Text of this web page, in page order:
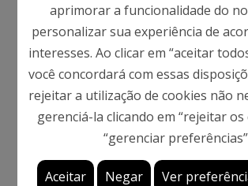
Veja
aprimorar a funcionalidade do
personalizar sua experiência de
interesses. Ao clicar em “aceitar
você concordará com essas
rejeitar a utilização de cookies não
gerenciá-la clicando em “rejeitar os
“gerenciar
Aceitar Negar Ver